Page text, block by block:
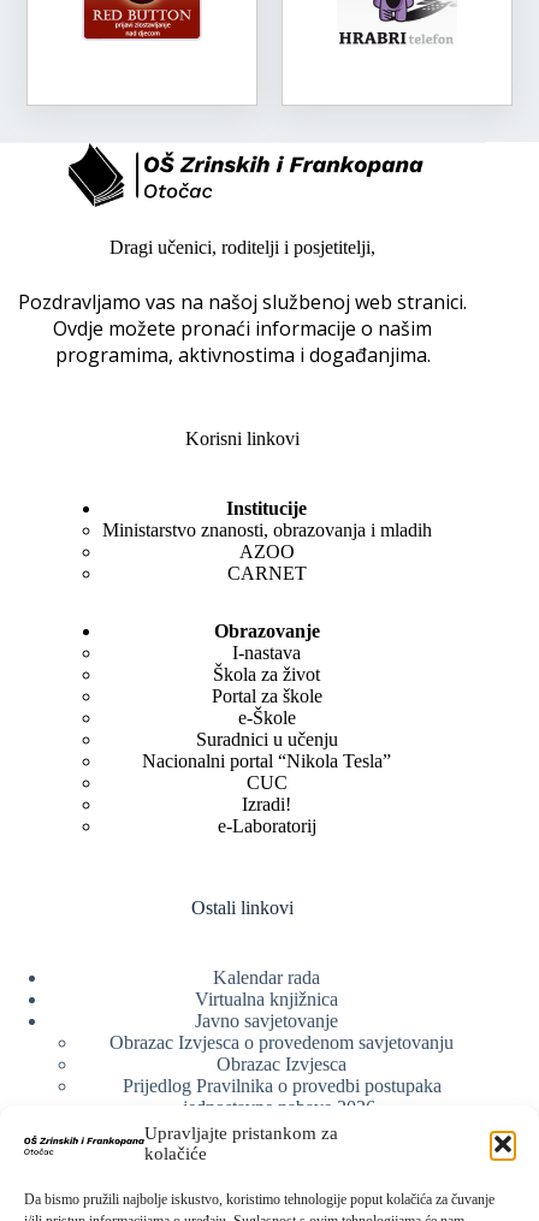
Upravljajte pristankom za
kolačiće
Da bismo pružili najbolje iskustvo, koristimo tehnologije poput kolačića za čuvanje
Dragi učenici, roditelji i posjetitelji,
Pozdravljamo vas na našoj službenoj web stranici.
Ovdje možete pronaći informacije o našim
programima, aktivnostima i događanjima.
Korisni linkovi
Institucije
Ministarstvo znanosti, obrazovanja i mladih
AZOO
CARNET
Obrazovanje
I-nastava
Škola za život
Portal za škole
e-Škole
Suradnici u učenju
Nacionalni portal “Nikola Tesla”
CUC
Izradi!
e-Laboratorij
Ostali linkovi
Kalendar rada
Virtualna knjižnica
Javno savjetovanje
Obrazac Izvjesca o provedenom savjetovanju
Obrazac Izvjesca
Prijedlog Pravilnika o provedbi postupaka
jednostavne nabave 2026.
Obrazlozenje uz prijedlog Pravilnika o provedbi
postupka jednostavne nabave
Web arhiva
Politika o zaštiti privatnosti